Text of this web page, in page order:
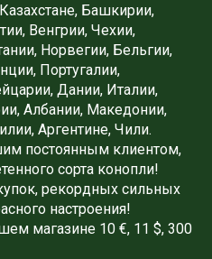
Башкирии,
Венгрии, Чехии,
Норвегии, Бельгии,
Португалии,
Дании, Италии,
Албании, Македонии,
Аргентине, Чили.
постоянным клиентом,
сорта конопли!
рекордных сильных
настроения!
магазине 10 €, 11 $, 300